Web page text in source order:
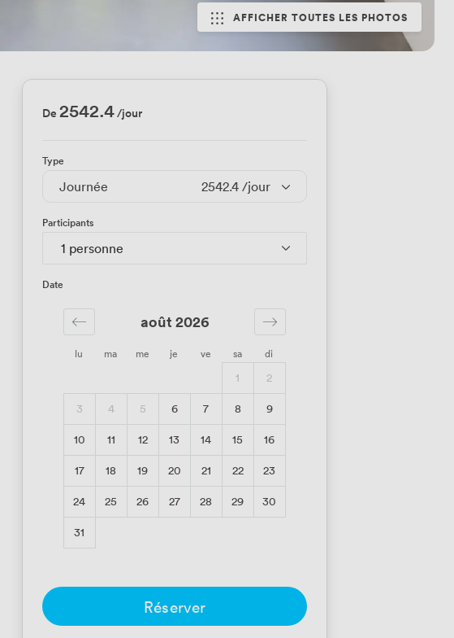
AFFICHER TOUTES LES PHOTOS
De2542.4/jour
Type
Journée 2542.4 /jour
Participants
1 personne
Date
lu ma me je ve sa di
août 2026
1
2
3
4 5 6 7 8
9
10
11 12 13 14 15
16
17
18 19 20 21 22
23
24
25 26 27 28 29
30
31
Réserver